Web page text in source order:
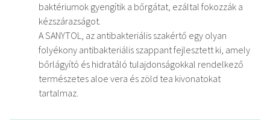
baktériumok gyengítik a bőrgátat, ezáltal fokozzák a
kézszárazságot.
A SANYTOL, az antibakteriális szakértő egy olyan
folyékony antibakteriális szappant fejlesztett ki, amely
bőrlágyító és hidratáló tulajdonságokkal rendelkező
természetes aloe vera és zöld tea kivonatokat
tartalmaz.